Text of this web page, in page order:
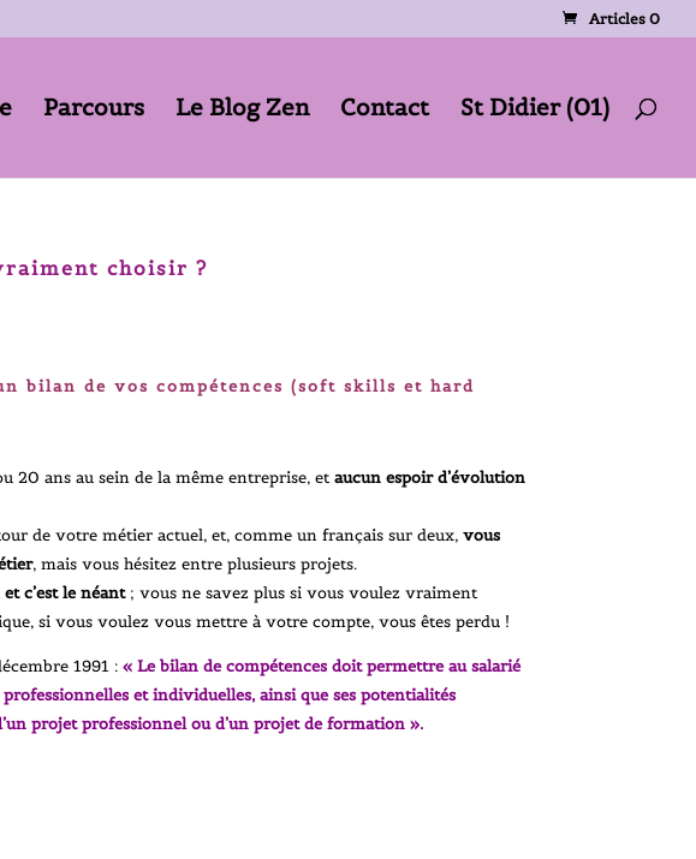
Articles 0
Parcours Le Blog Zen Contact St Didier (01)
choisir ?
bilan de vos compétences (soft skills et hard
20 ans au sein de la même entreprise, etaucun espoir d’évolution
de votre métier actuel, et, comme un français sur deux,vous
, mais vous hésitez entre plusieurs projets.
c’est le néant; vous ne savez plus si vous voulez vraiment
si vous voulez vous mettre à votre compte, vous êtes perdu !
1991 :« Le bilan de compétences doit permettre au salarié
professionnelles et individuelles, ainsi que ses potentialités
projet professionnel ou d’un projet de formation ».